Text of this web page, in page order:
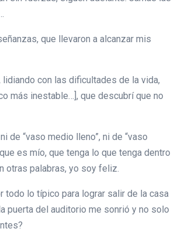
que llevaron a alcanzar mis
con las dificultades de la vida,
más inestable…], que descubrí que no
de “vaso medio lleno”, ni de “vaso
es mío, que tenga lo que tenga dentro
otras palabras, yo soy feliz.
todo lo típico para lograr salir de la casa
puerta del auditorio me sonrió y no solo